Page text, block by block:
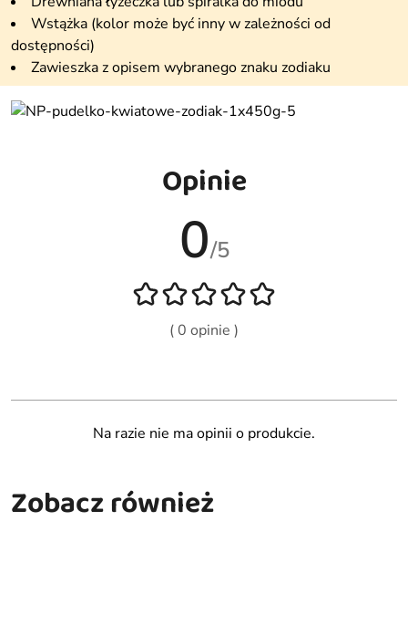
Wstążka (kolor może być inny w zależności od
dostępności)
Zawieszka z opisem wybranego znaku zodiaku
Opinie
0/5
( 0 opinie )
Na razie nie ma opinii o produkcie.
Zobacz również